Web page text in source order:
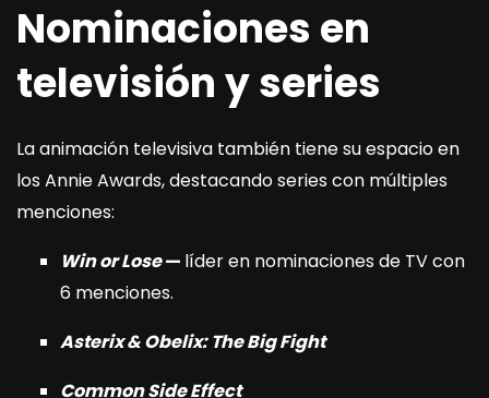
Nominaciones en
televisión y series
La animación televisiva también tiene su espacio en
los Annie Awards, destacando series con múltiples
menciones:
Win or Lose— líder en nominaciones de TV con
6 menciones.
Asterix & Obelix: The Big Fight
Common Side Effect